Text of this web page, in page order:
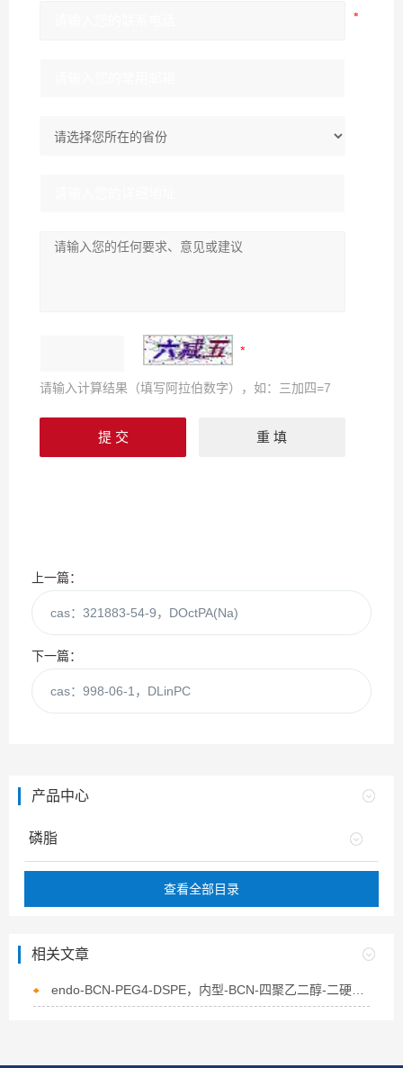
请输入计算结果（填写阿拉伯数字），如：三加四=7
上一篇：
cas：321883-54-9，DOctPA(Na)
下一篇：
cas：998-06-1，DLinPC
产品中心
磷脂
查看全部目录
相关文章